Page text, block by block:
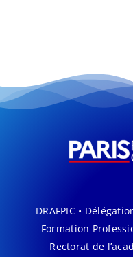
DRAFPIC •
Formation
Rectorat de